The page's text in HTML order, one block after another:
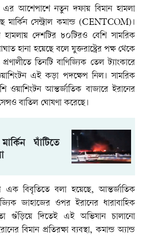
এর আশেপাশে নতুন দফায় বিমান হামলা
মার্কিন সেন্ট্রাল কমান্ড (CENTCOM)।
হামলায় দেশটির ৮০টিরও বেশি সামরিক
হানা হয়েছে বলে যুক্তরাষ্ট্রের পক্ষ থেকে
তিনটি বাণিজ্যিক তেল ট্যাংকারে
এই কড়া পদক্ষেপ নিল। সামরিক
ওয়াশিংটন আন্তর্জাতিক বাজারে ইরানের
বাতিল ঘোষণা করেছে।
ঘাঁটিতে
এক বিবৃতিতে বলা হয়েছে, আন্তর্জাতিক
জাহাজের ওপর ইরানের ধারাবাহিক
গুঁড়িয়ে দিতেই এই অভিযান চালানো
বিমান প্রতিরক্ষা ব্যবস্থা, কমান্ড অ্যান্ড